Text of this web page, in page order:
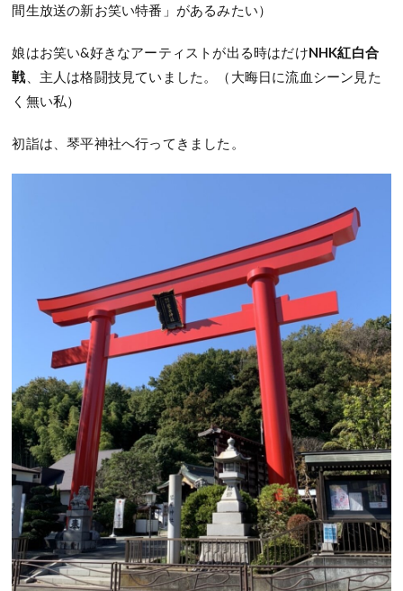
間生放送の新お笑い特番」があるみたい）
娘はお笑い&好きなアーティストが出る時はだけNHK紅白合
戦、主人は格闘技見ていました。（大晦日に流血シーン見た
く無い私）
初詣は、琴平神社へ行ってきました。